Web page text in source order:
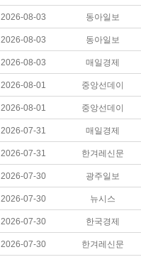
2026-08-03 동아일보
2026-08-03 동아일보
2026-08-03 매일경제
2026-08-01 중앙선데이
2026-08-01 중앙선데이
2026-07-31 매일경제
2026-07-31 한겨레신문
2026-07-30 광주일보
2026-07-30 뉴시스
2026-07-30 한국경제
2026-07-30 한겨레신문